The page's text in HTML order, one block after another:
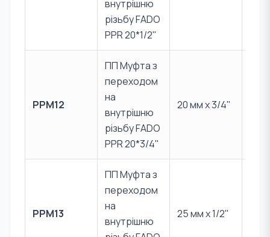
внутрішню
різьбу FADO
PPR 20*1/2"
PPM12
ПП Муфта з
переходом
на
внутрішню
різьбу FADO
PPR 20*3/4"
20 мм x 3/4"
PPM13
ПП Муфта з
переходом
на
внутрішню
25 мм x 1/2"